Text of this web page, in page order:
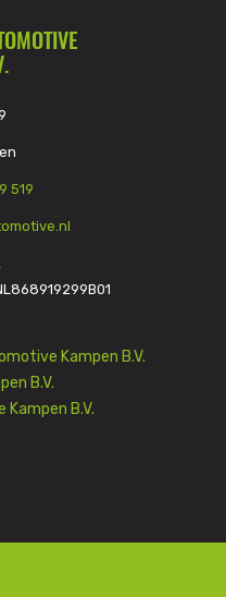
519
Kampen B.V.
B.V.
B.V.